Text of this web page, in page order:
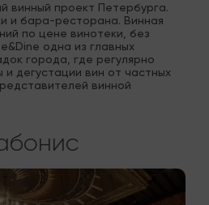
винный проект Петербурга.
и бара-ресторана. Винная
по цене винотеки, без
одна из главных
города, где регулярно
и дегустации вин от частных
винной